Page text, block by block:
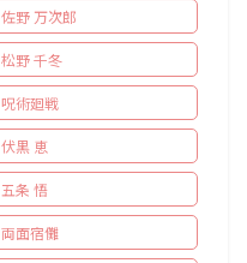
佐野 万次郎
松野 千冬
呪術廻戦
伏黒 恵
五条 悟
両面宿儺